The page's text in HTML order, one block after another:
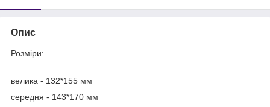
Опис
Розміри:
велика - 132*155 мм
середня - 143*170 мм